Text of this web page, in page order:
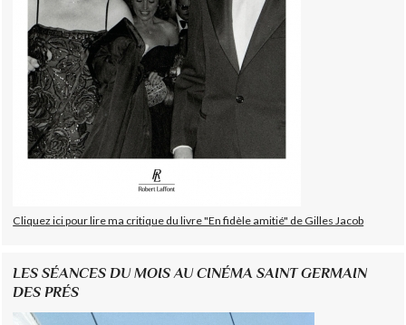
Cliquez ici pour lire ma critique du livre "En fidèle amitié" de Gilles Jacob
LES SÉANCES DU MOIS AU CINÉMA SAINT GERMAIN
DES PRÉS